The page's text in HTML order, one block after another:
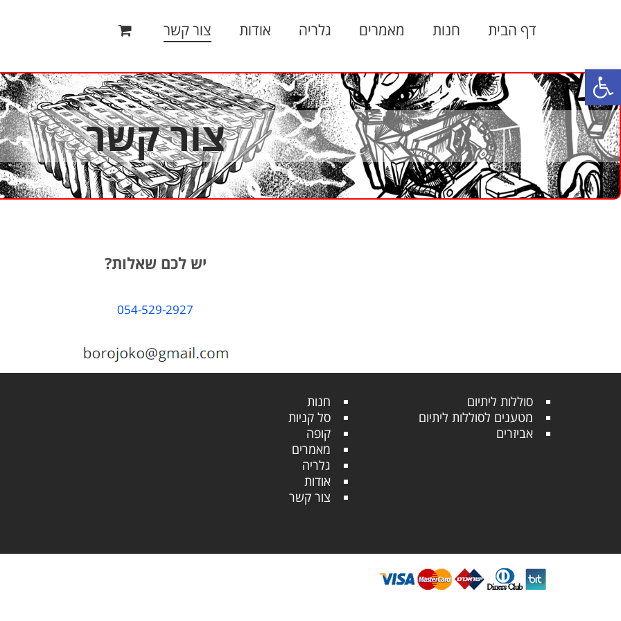
פתח סרגל נגישות
דף הבית חנות מאמרים גלריה אודות צור קשר
צור קשר
יש לכם שאלות?
054-529-2927
סוללות ליתיום
מטענים לסוללות ליתיום
אביזרים
חנות
סל קניות
קופה
מאמרים
גלריה
אודות
צור קשר